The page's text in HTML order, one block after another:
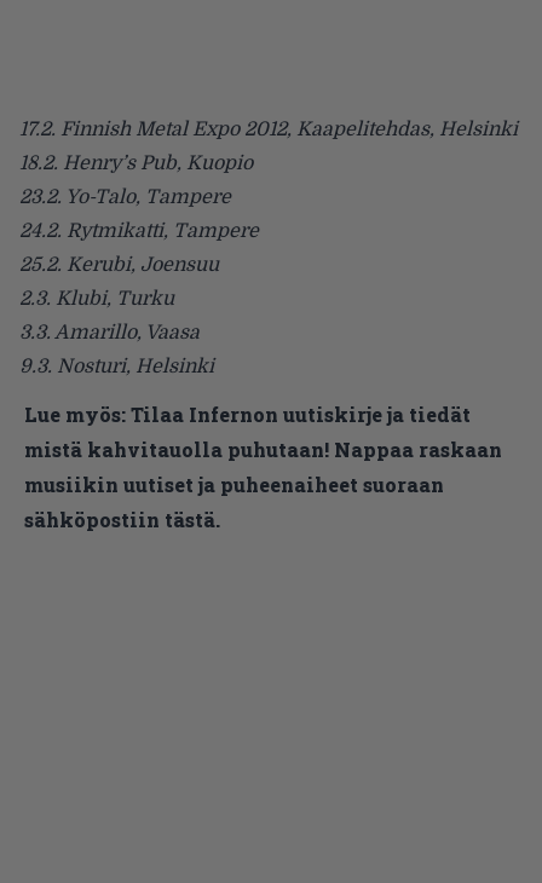
17.2. Finnish Metal Expo 2012, Kaapelitehdas, Helsinki
18.2. Henry’s Pub, Kuopio
23.2. Yo-Talo, Tampere
24.2. Rytmikatti, Tampere
25.2. Kerubi, Joensuu
2.3. Klubi, Turku
3.3. Amarillo, Vaasa
9.3. Nosturi, Helsinki
Lue myös:Tilaa Infernon uutiskirje ja tiedät
mistä kahvitauolla puhutaan! Nappaa raskaan
musiikin uutiset ja puheenaiheet suoraan
sähköpostiin tästä.